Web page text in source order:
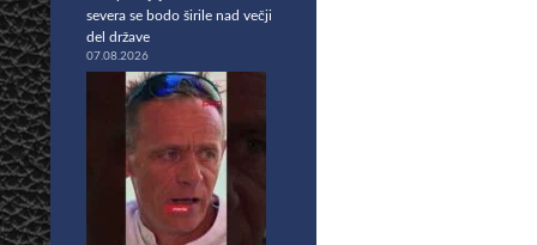
severa se bodo širile nad večji
del države
07.08.2026